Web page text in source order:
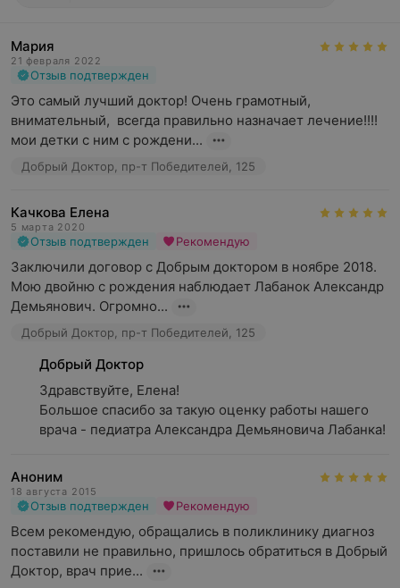
Мария
21 февраля 2022
Отзыв подтвержден
Это самый лучший доктор! Очень грамотный,
внимательный,  всегда правильно назначает лечение!!!!
мои детки с ним с рождени...
Добрый Доктор, пр-т Победителей, 125
Качкова Елена
5 марта 2020
Отзыв подтвержден Рекомендую
Заключили договор с Добрым доктором в ноябре 2018.
Мою двойню с рождения наблюдает Лабанок Александр
Демьянович. Огромно...
Добрый Доктор, пр-т Победителей, 125
Добрый Доктор
Здравствуйте, Елена!
Большое спасибо за такую оценку работы нашего
врача - педиатра Александра Демьяновича Лабанка!
Аноним
18 августа 2015
Отзыв подтвержден Рекомендую
Всем рекомендую, обращались в поликлинику диагноз
поставили не правильно, пришлось обратиться в Добрый
Доктор, врач прие...